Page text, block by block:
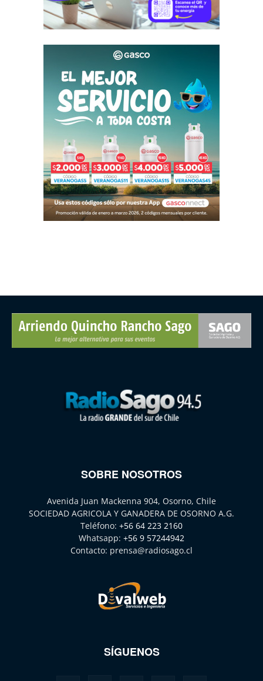
SOBRE NOSOTROS
Avenida Juan Mackenna 904, Osorno, Chile
SOCIEDAD AGRICOLA Y GANADERA DE OSORNO A.G.
Teléfono: +56 64 223 2160
Whatsapp: +56 9 57244942
Contacto: prensa@radiosago.cl
SÍGUENOS